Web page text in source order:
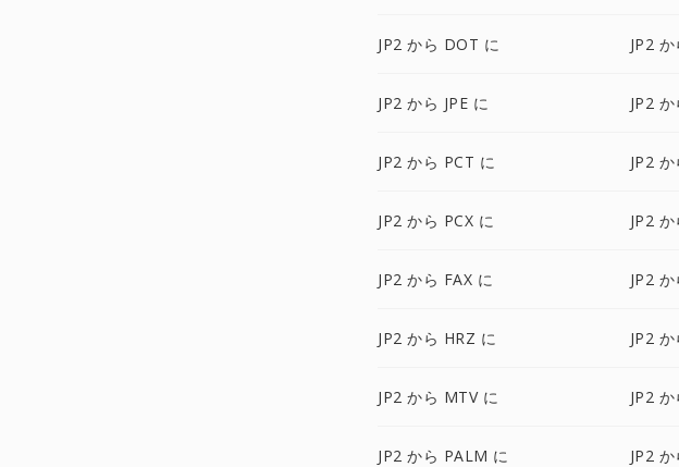
JP2 から DOT に JP2
JP2 から JPE に JP2
JP2 から PCT に JP2
JP2 から PCX に JP2
JP2 から FAX に JP2
JP2 から HRZ に JP2
JP2 から MTV に JP2
JP2 から PALM に JP2